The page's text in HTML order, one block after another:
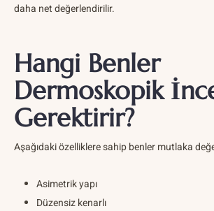
daha net değerlendirilir.
Hangi Benler
Dermoskopik
Gerektirir?
Aşağıdaki özelliklere sahip benler mutlaka
Asimetrik yapı
Düzensiz kenarlı